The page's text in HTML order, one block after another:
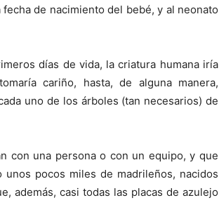
de nacimiento del bebé, y al neonato
días de vida, la criatura humana iría
cariño, hasta, de alguna manera,
uno de los árboles (tan necesarios) de
con una persona o con un equipo, y que
pocos miles de madrileños, nacidos
además, casi todas las placas de azulejo